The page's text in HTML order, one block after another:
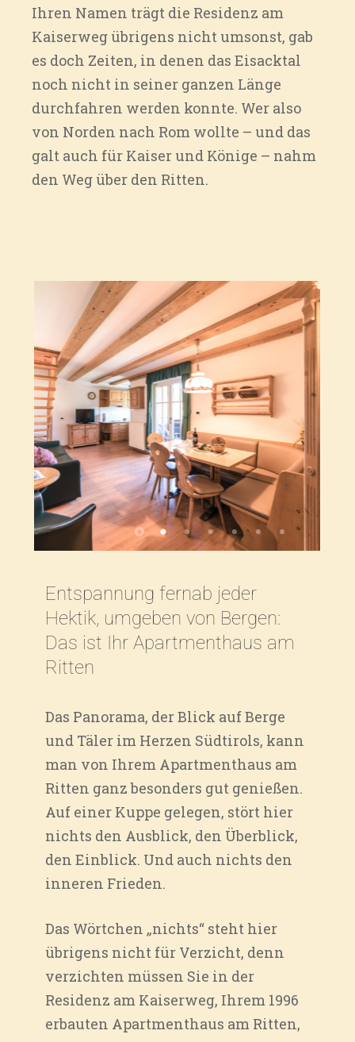
Ihren Namen trägt die Residenz am
Kaiserweg übrigens nicht umsonst, gab
es doch Zeiten, in denen das Eisacktal
noch nicht in seiner ganzen Länge
durchfahren werden konnte. Wer also
von Norden nach Rom wollte – und das
galt auch für Kaiser und Könige – nahm
den Weg über den Ritten.
Entspannung fernab jeder
Hektik, umgeben von Bergen:
Das ist Ihr Apartmenthaus am
Ritten
Das Panorama, der Blick auf Berge
und Täler im Herzen Südtirols, kann
man von Ihrem Apartmenthaus am
Ritten ganz besonders gut genießen.
Auf einer Kuppe gelegen, stört hier
nichts den Ausblick, den Überblick,
den Einblick. Und auch nichts den
inneren Frieden.
Das Wörtchen „nichts“ steht hier
übrigens nicht für Verzicht, denn
verzichten müssen Sie in der
Residenz am Kaiserweg, Ihrem 1996
erbauten Apartmenthaus am Ritten,